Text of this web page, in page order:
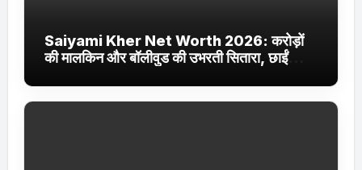
Saiyami Kher Net Worth 2026: करोड़ों
की मालकिन और बॉलीवुड की उभरती सितारा, छाईं